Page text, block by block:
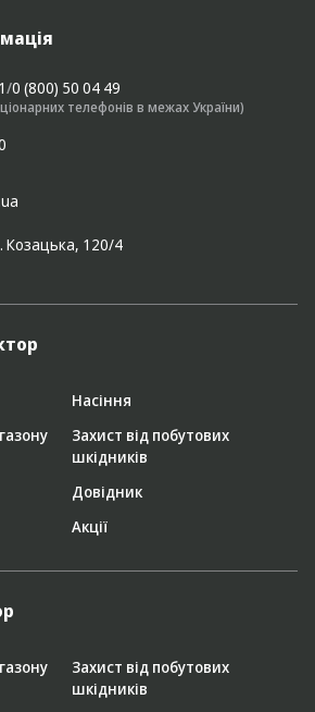
/0 (800) 50 04 49
телефонів в межах України)
Козацька, 120/4
Насіння
Захист від побутових
шкідників
Довідник
Акції
Захист від побутових
шкідників